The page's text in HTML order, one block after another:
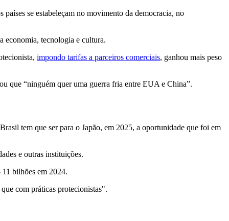
se estabeleçam no movimento da democracia, no
economia, tecnologia e cultura.
impondo tarifas a parceiros comerciais, ganhou mais peso
que “ninguém quer uma guerra fria entre EUA e China”.
tem que ser para o Japão, em 2025, a oportunidade que foi em
e outras instituições.
bilhões em 2024.
com práticas protecionistas".